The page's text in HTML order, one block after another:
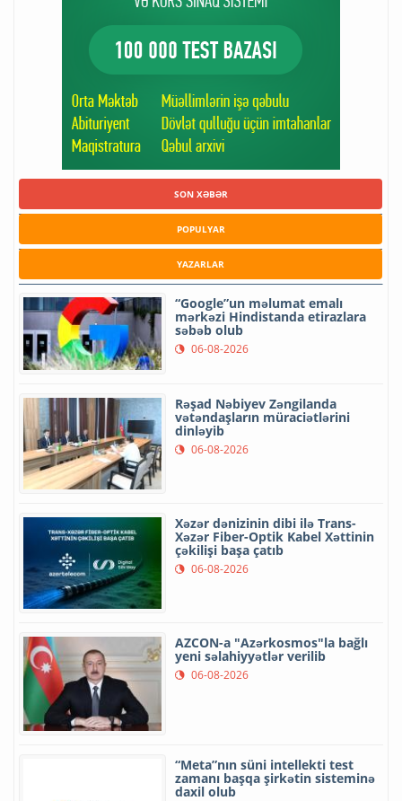
SON XƏBƏR
POPULYAR
YAZARLAR
“Google”un məlumat emalı
mərkəzi Hindistanda etirazlara
səbəb olub
06-08-2026
Rəşad Nəbiyev Zəngilanda
vətəndaşların müraciətlərini
dinləyib
06-08-2026
Xəzər dənizinin dibi ilə Trans-
Xəzər Fiber-Optik Kabel Xəttinin
çəkilişi başa çatıb
06-08-2026
AZCON-a "Azərkosmos"la bağlı
yeni səlahiyyətlər verilib
06-08-2026
“Meta”nın süni intellekti test
zamanı başqa şirkətin sisteminə
daxil olub